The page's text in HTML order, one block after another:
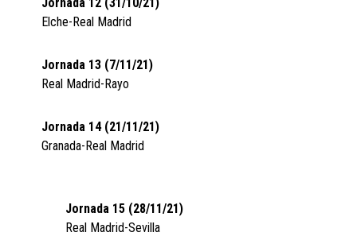
Elche-Real Madrid
Jornada 13 (7/11/21)
Real Madrid-Rayo
Jornada 14 (21/11/21)
Granada-Real Madrid
Jornada 15 (28/11/21)
Real Madrid-Sevilla